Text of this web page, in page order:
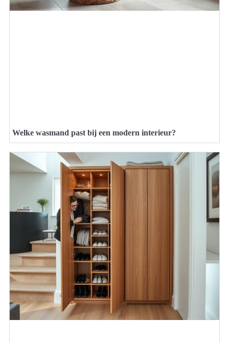
Welke wasmand past bij een modern interieur?